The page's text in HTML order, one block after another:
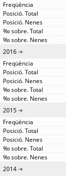
2016
2015
2014